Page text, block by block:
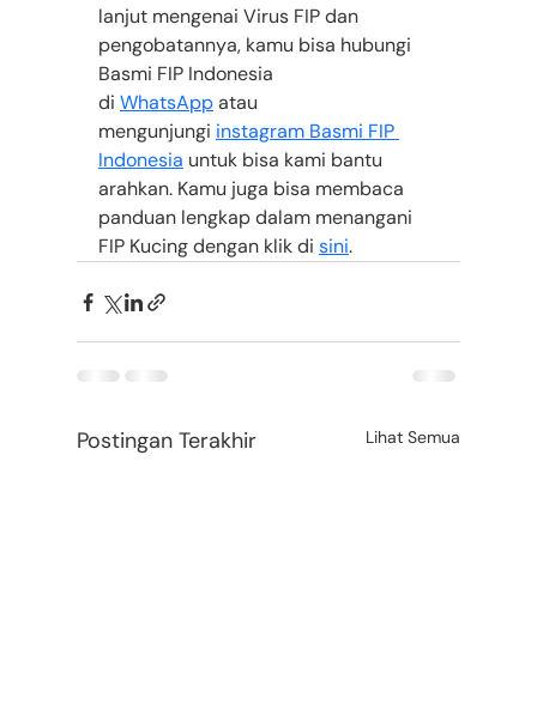
lanjut mengenai Virus FIP dan
pengobatannya, kamu bisa hubungi
Basmi FIP Indonesia
di WhatsApp atau
mengunjungi instagram Basmi FIP
Indonesia untuk bisa kami bantu
arahkan. Kamu juga bisa membaca
panduan lengkap dalam menangani
FIP Kucing dengan klik di sini.
Postingan Terakhir Lihat Semua